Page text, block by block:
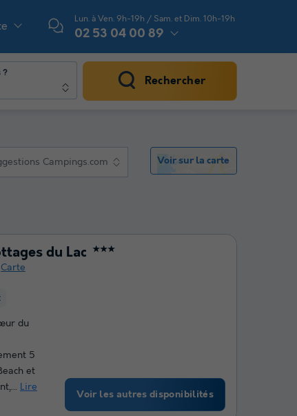
Lun. à Ven. 9h-19h / Sam. et Dim. 10h-19h
02 53 04 00 89
?
Rechercher
Campings.com Voir sur la carte
du Lac ★★★
Carte
du
5
et
Lire
Voir les autres disponibilités